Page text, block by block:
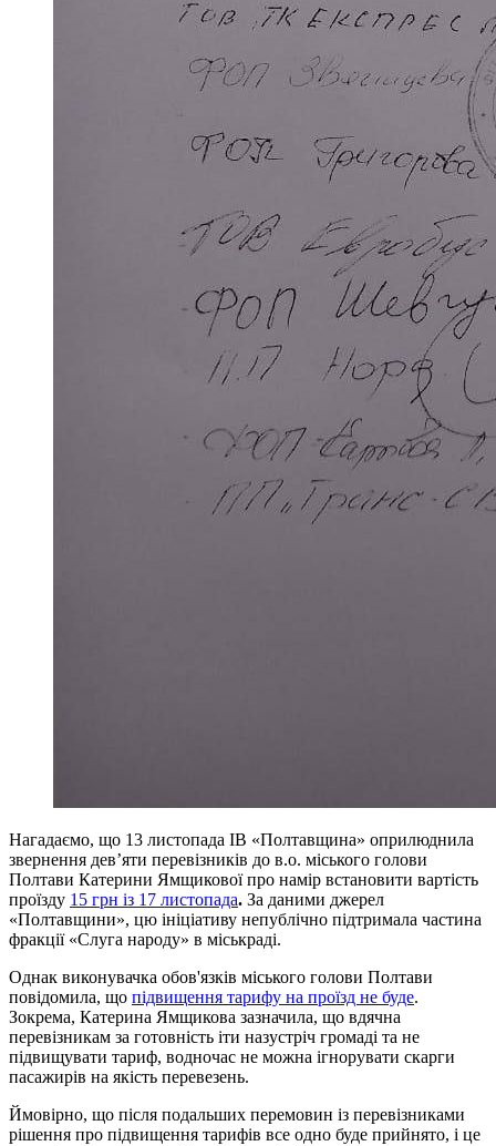
Нагадаємо, що 13 листопада ІВ «Полтавщина» оприлюднила
звернення дев’яти перевізників до в.о. міського голови
Полтави Катерини Ямщикової про намір встановити вартість
проїзду 15 грн із 17 листопада. За даними джерел
«Полтавщини», цю ініціативу непублічно підтримала частина
фракції «Слуга народу» в міськраді.
Однак виконувачка обов'язків міського голови Полтави
повідомила, що підвищення тарифу на проїзд не буде.
Зокрема, Катерина Ямщикова зазначила, що вдячна
перевізникам за готовність іти назустріч громаді та не
підвищувати тариф, водночас не можна ігнорувати скарги
пасажирів на якість перевезень.
Ймовірно, що після подальших перемовин із перевізниками
рішення про підвищення тарифів все одно буде прийнято, і це